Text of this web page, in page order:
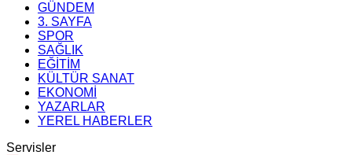
GÜNDEM
3. SAYFA
SPOR
SAĞLIK
EĞİTİM
KÜLTÜR SANAT
EKONOMİ
YAZARLAR
YEREL HABERLER
Servisler